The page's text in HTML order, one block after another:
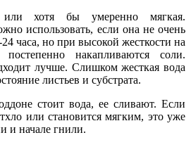
хотя бы умеренно мягкая.
использовать, если она не очень
часа, но при высокой жесткости на
накапливаются соли.
лучше. Слишком жесткая вода
листьев и субстрата.
стоит вода, ее сливают. Если
или становится мягким, это уже
и начале гнили.